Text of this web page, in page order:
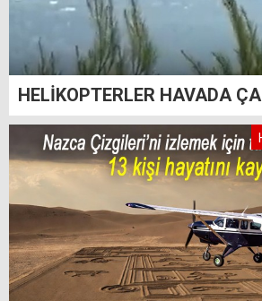
HELİKOPTERLER HAVADA